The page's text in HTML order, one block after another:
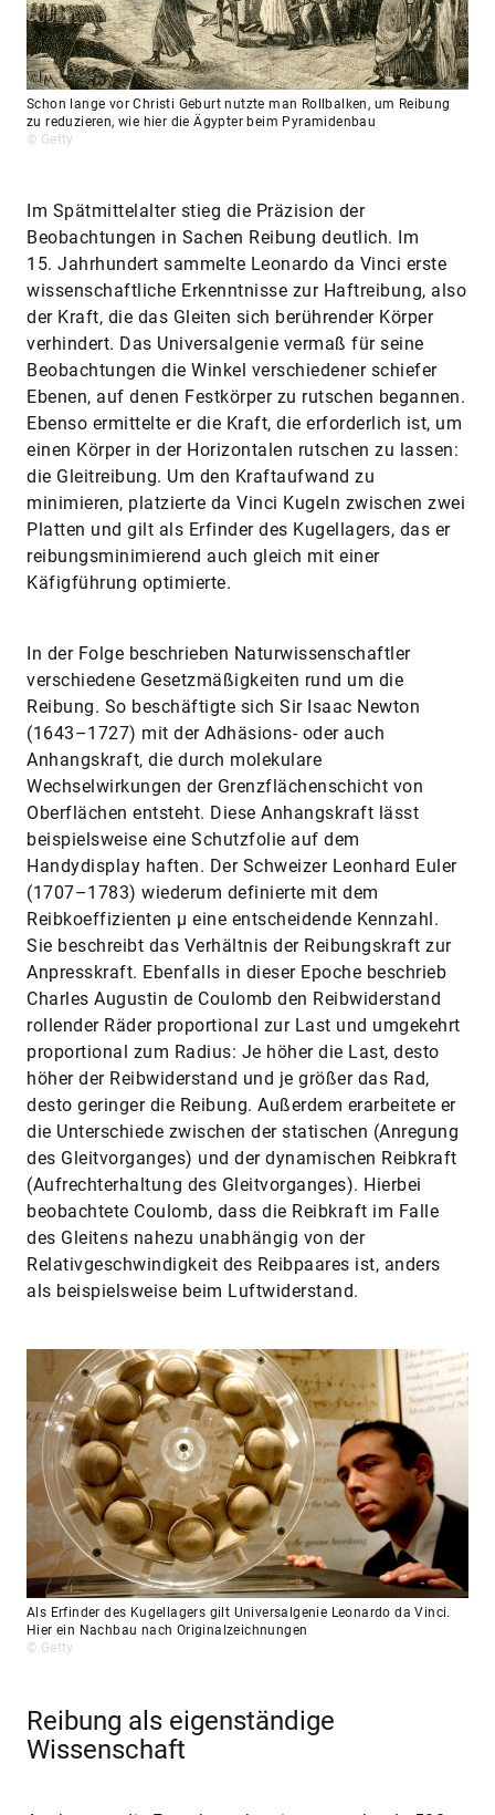
Schon lange vor Christi Geburt nutzte man Rollbalken, um Reibung
zu reduzieren, wie hier die Ägypter beim Pyramidenbau
© Getty
Im Spätmittelalter stieg die Präzision der
Beobachtungen in Sachen Reibung deutlich. Im
15. Jahrhundert sammelte Leonardo da Vinci erste
wissenschaftliche Erkenntnisse zur Haftreibung, also
der Kraft, die das Gleiten sich berührender Körper
verhindert. Das Universalgenie vermaß für seine
Beobachtungen die Winkel verschiedener schiefer
Ebenen, auf denen Festkörper zu rutschen begannen.
Ebenso ermittelte er die Kraft, die erforderlich ist, um
einen Körper in der Horizontalen rutschen zu lassen:
die Gleitreibung. Um den Kraftaufwand zu
minimieren, platzierte da Vinci Kugeln zwischen zwei
Platten und gilt als Erfinder des Kugellagers, das er
reibungsminimierend auch gleich mit einer
Käfigführung optimierte.
In der Folge beschrieben Naturwissenschaftler
verschiedene Gesetzmäßigkeiten rund um die
Reibung. So beschäftigte sich Sir Isaac Newton
(1643–1727) mit der Adhäsions- oder auch
Anhangskraft, die durch molekulare
Wechselwirkungen der Grenzflächenschicht von
Oberflächen entsteht. Diese Anhangskraft lässt
beispielsweise eine Schutzfolie auf dem
Handydisplay haften. Der Schweizer Leonhard Euler
(1707–1783) wiederum definierte mit dem
Reibkoeffizienten µ eine entscheidende Kennzahl.
Sie beschreibt das Verhältnis der Reibungskraft zur
Anpresskraft. Ebenfalls in dieser Epoche beschrieb
Charles Augustin de Coulomb den Reibwiderstand
rollender Räder proportional zur Last und umgekehrt
proportional zum Radius: Je höher die Last, desto
höher der Reibwiderstand und je größer das Rad,
desto geringer die Reibung. Außerdem erarbeitete er
die Unterschiede zwischen der statischen (Anregung
des Gleitvorganges) und der dynamischen Reibkraft
(Aufrechterhaltung des Gleitvorganges). Hierbei
beobachtete Coulomb, dass die Reibkraft im Falle
des Gleitens nahezu unabhängig von der
Relativgeschwindigkeit des Reibpaares ist, anders
als beispielsweise beim Luftwiderstand.
Als Erfinder des Kugellagers gilt Universalgenie Leonardo da Vinci.
Hier ein Nachbau nach Originalzeichnungen
© Getty
Reibung als eigenständige
Wissenschaft